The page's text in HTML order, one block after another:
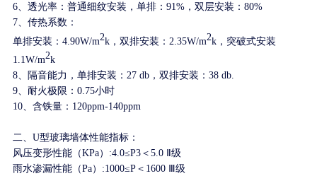
6、透光率：普通细纹安装，单排：91%，双层安装：80%
7、传热系数：
单排安装：4.90W/m2k，双排安装：2.35W/m2k，突破式安装
1.1W/m2k
8、隔音能力，单排安装：27 db，双排安装：38 db.
9、耐火极限：0.75小时
10、含铁量：120ppm-140ppm
二、U型玻璃墙体性能指标：
风压变形性能（KPa）:4.0≤P3＜5.0 Ⅱ级
雨水渗漏性能（Pa）:1000≤P＜1600 Ⅲ级